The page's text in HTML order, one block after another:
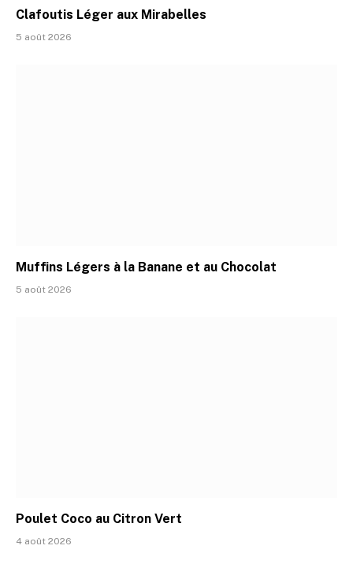
Clafoutis Léger aux Mirabelles
5 août 2026
Muffins Légers à la Banane et au Chocolat
5 août 2026
Poulet Coco au Citron Vert
4 août 2026